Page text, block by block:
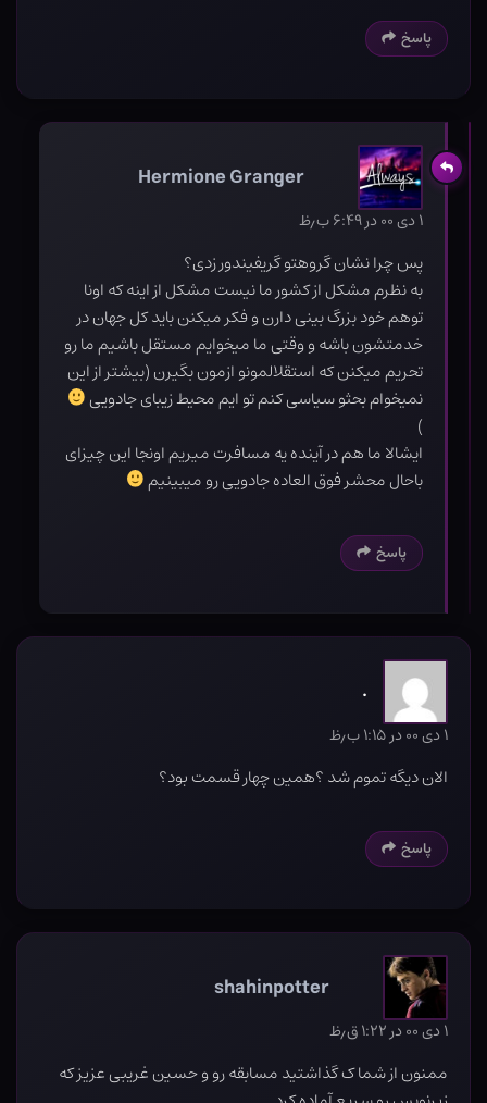
پاسخ
Hermione Granger
۱ دی ۰۰ در ۶:۴۹ ب٫ظ
پس چرا نشان گروهتو گریفیندور زدی؟
به نظرم مشکل از کشور ما نیست مشکل از اینه که اونا
توهم خود بزرگ بینی دارن و فکر میکنن باید کل جهان در
خدمتشون باشه و وقتی ما میخوایم مستقل باشیم ما رو
تحریم میکنن که استقلالمونو ازمون بگیرن (بیشتر از این
نمیخوام بحثو سیاسی کنم تو ایم محیط زیبای جادویی
)
ایشالا ما هم در آینده یه مسافرت میریم اونجا این چیزای
باحال محشر فوق العاده جادویی رو میبینیم
پاسخ
.
۱ دی ۰۰ در ۱:۱۵ ب٫ظ
الان دیگه تموم شد ؟همین چهار قسمت بود؟
پاسخ
shahinpotter
۱ دی ۰۰ در ۱:۲۲ ق٫ظ
ممنون از شما ک گذاشتید مسابقه رو و حسین غریبی عزیز که